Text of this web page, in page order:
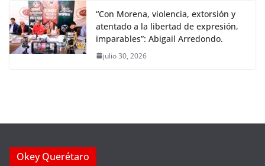
“Con Morena, violencia, extorsión y
atentado a la libertad de expresión,
imparables”: Abigail Arredondo.
julio 30, 2026
Okey Querétaro